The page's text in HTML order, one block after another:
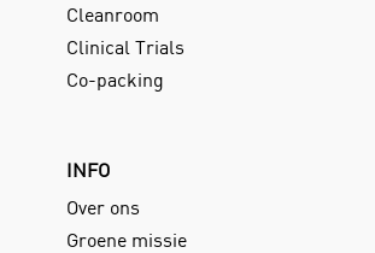
Cleanroom
Clinical Trials
Co-packing
INFO
Over ons
Groene missie